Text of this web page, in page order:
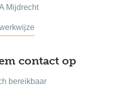
Mijdrecht
contact op
bereikbaar